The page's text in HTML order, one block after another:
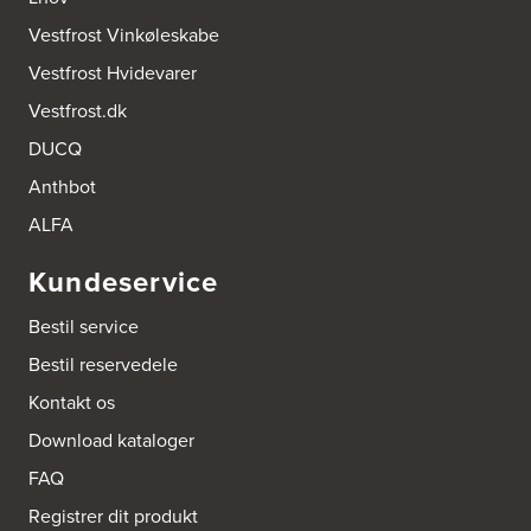
Vestfrost Vinkøleskabe
Vestfrost Hvidevarer
Vestfrost.dk
DUCQ
Anthbot
ALFA
Kundeservice
Bestil service
Bestil reservedele
Kontakt os
Download kataloger
FAQ
Registrer dit produkt